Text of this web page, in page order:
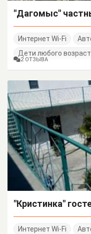
"Дагомыс"
Интернет Wi-Fi
Дети любого
2 ОТЗЫВА
"Кристинка"
Интернет Wi-Fi